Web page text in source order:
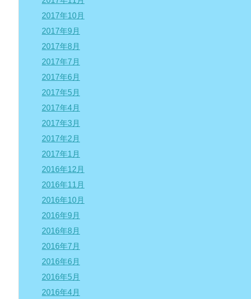
2017年10月
2017年9月
2017年8月
2017年7月
2017年6月
2017年5月
2017年4月
2017年3月
2017年2月
2017年1月
2016年12月
2016年11月
2016年10月
2016年9月
2016年8月
2016年7月
2016年6月
2016年5月
2016年4月